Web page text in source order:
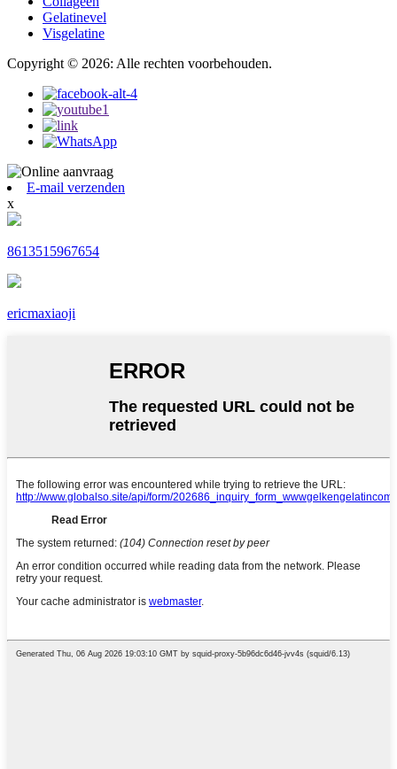
Gelatinevel
Visgelatine
Copyright © 2026: Alle rechten voorbehouden.
E-mail verzenden
x
8613515967654
ericmaxiaoji